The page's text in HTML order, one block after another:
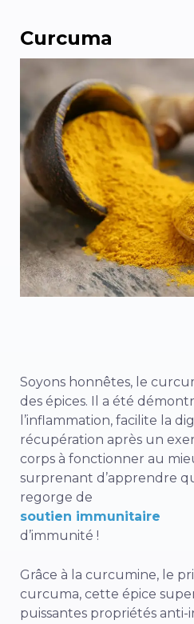
Curcuma
Soyons honnêtes, le
des épices. Il a été
l’inflammation, facilite la
récupération après un
corps à fonctionner au
surprenant d’apprendre
regorge de
soutien immunitaire
d’immunité !
Grâce à la curcumine, le
curcuma, cette épice
puissantes propriétés anti-